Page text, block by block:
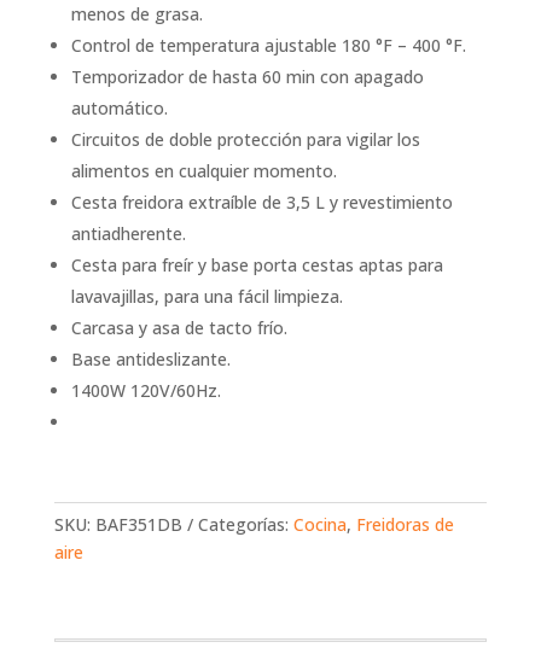
menos de grasa.
Control de temperatura ajustable 180 °F – 400 °F.
Temporizador de hasta 60 min con apagado
automático.
Circuitos de doble protección para vigilar los
alimentos en cualquier momento.
Cesta freidora extraíble de 3,5 L y revestimiento
antiadherente.
Cesta para freír y base porta cestas aptas para
lavavajillas, para una fácil limpieza.
Carcasa y asa de tacto frío.
Base antideslizante.
1400W 120V/60Hz.
SKU: BAF351DB Categorías: Cocina, Freidoras de
aire